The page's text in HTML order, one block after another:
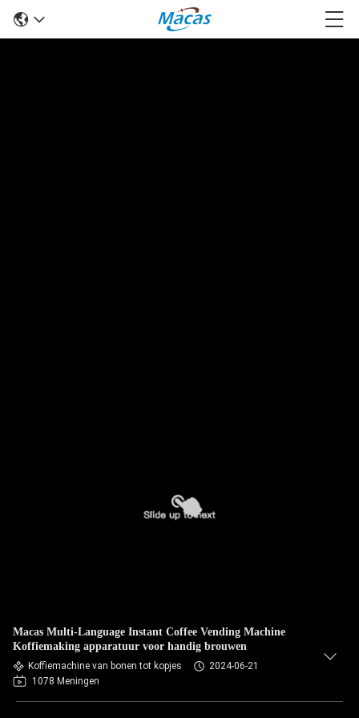
Macas Multi-Language Instant Coffee Vending Machine
Koffiemaking apparatuur voor handig brouwen
Koffiemachine van bonen tot kopjes
2024-06-21
1078 Meningen